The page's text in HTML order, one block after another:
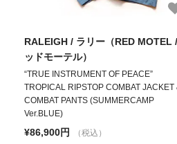
RALEIGH / ラリー（RED MOTEL
ッドモーテル）
“TRUE INSTRUMENT OF PEACE”
TROPICAL RIPSTOP COMBAT JACKET
COMBAT PANTS (SUMMERCAMP
Ver.BLUE)
¥86,900円 （税込）